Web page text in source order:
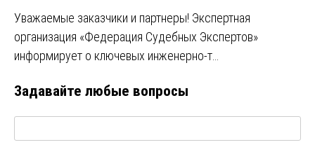
Уважаемые заказчики и партнеры! Экспертная
организация «Федерация Судебных Экспертов»
информирует о ключевых инженерно-т…
Задавайте любые вопросы